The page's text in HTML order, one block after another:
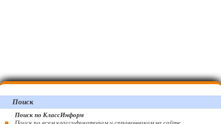
Поиск
Поиск по КлассИнформ